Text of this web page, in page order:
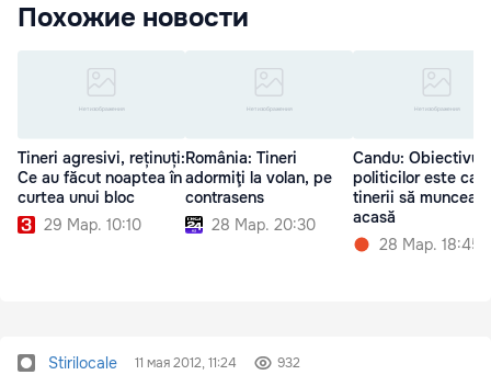
Похожие новости
Tineri agresivi, reținuți:
Ce au făcut noaptea în
curtea unui bloc
29 Мар. 10:10
România: Tineri
adormiţi la volan, pe
contrasens
28 Мар. 20:30
Candu: Obiectivul
politicilor este ca
tinerii să
acasă
28 Мар. 18:45
Stirilocale 11 мая 2012, 11:24 932